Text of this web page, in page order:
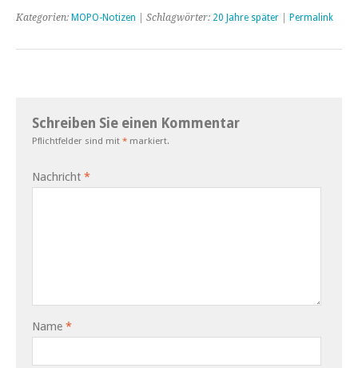
Kategorien: MOPO-Notizen | Schlagwörter: 20 Jahre später Permalink
Schreiben Sie einen Kommentar
Pflichtfelder sind mit * markiert.
Nachricht *
Name *